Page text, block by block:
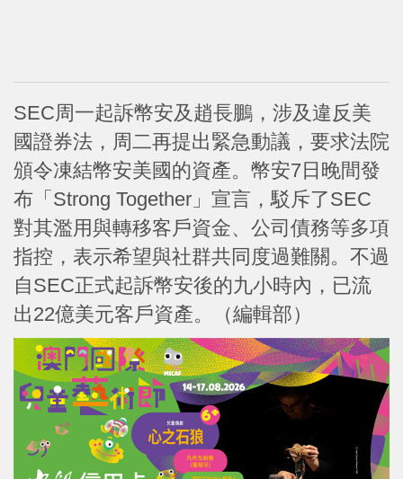
SEC周一起訴幣安及趙長鵬，涉及違反美
國證券法，周二再提出緊急動議，要求法院
頒令凍結幣安美國的資產。幣安7日晚間發
布「Strong Together」宣言，駁斥了SEC
對其濫用與轉移客戶資金、公司債務等多項
指控，表示希望與社群共同度過難關。不過
自SEC正式起訴幣安後的九小時內，已流
出22億美元客戶資產。（編輯部）